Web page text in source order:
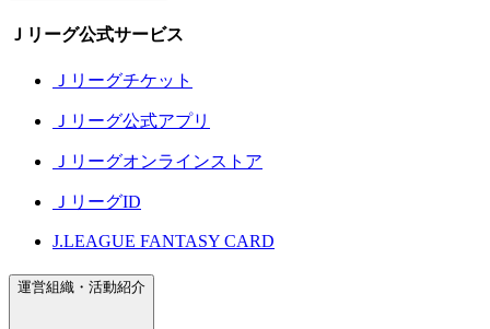
Ｊリーグ公式サービス
Ｊリーグチケット
Ｊリーグ公式アプリ
Ｊリーグオンラインストア
ＪリーグID
J.LEAGUE FANTASY CARD
運営組織・活動紹介